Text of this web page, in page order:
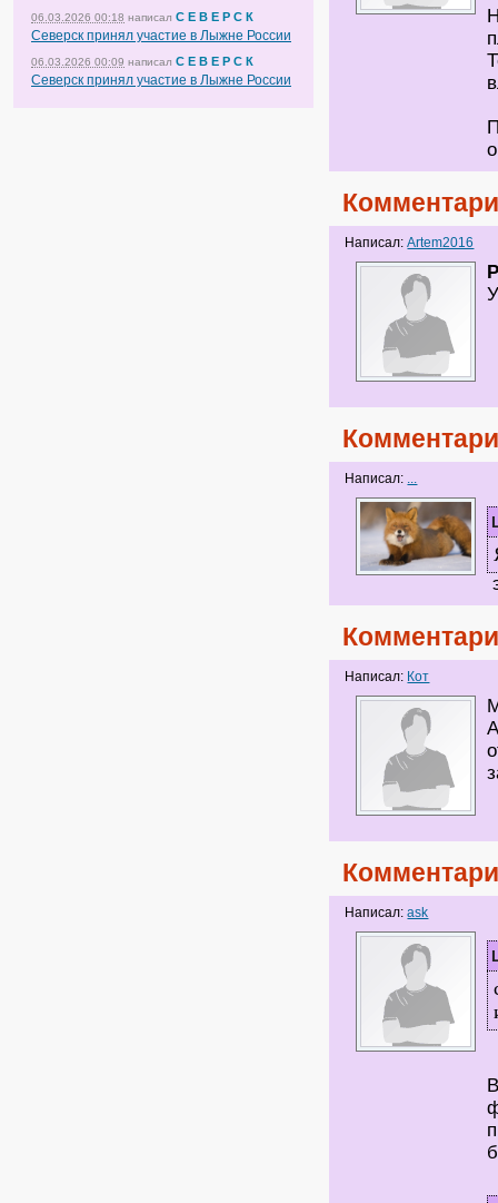
06.03.2026 00:18 написал С Е В Е Р С К
Северск принял участие в Лыжне России
06.03.2026 00:09 написал С Е В Е Р С К
Северск принял участие в Лыжне России
Написал:Artem2016
Написал: ...
Написал: Кот
Написал:ask